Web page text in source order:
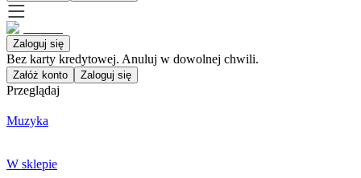
Zaloguj się
Bez karty kredytowej. Anuluj w dowolnej chwili.
Załóż konto Zaloguj się
Przeglądaj
Muzyka
W sklepie